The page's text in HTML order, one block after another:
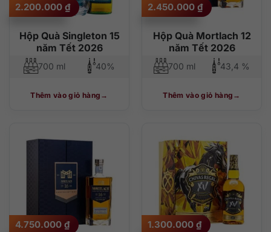
Hộp Quà Singleton 15
năm Tết 2026
2.200.000 ₫
700 ml 40%
Thêm vào giỏ hàng
Hộp Quà Mortlach 12
năm Tết 2026
2.450.000 ₫
700 ml 43,4 %
Thêm vào giỏ hàng
4.750.000 ₫ 1.300.000 ₫